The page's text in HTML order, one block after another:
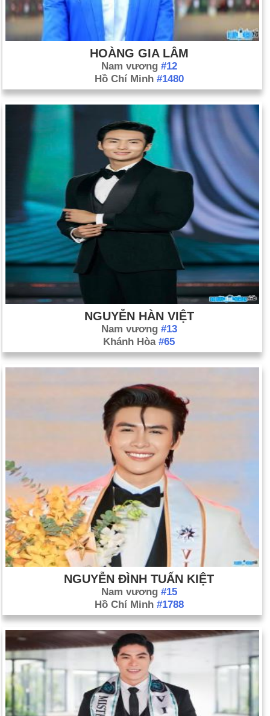
HOÀNG GIA LÂM
Nam vương #12
Hồ Chí Minh #1480
NGUYỄN HÀN VIỆT
Nam vương #13
Khánh Hòa #65
NGUYỄN ĐÌNH TUẤN KIỆT
Nam vương #15
Hồ Chí Minh #1788